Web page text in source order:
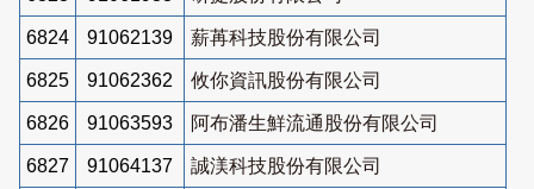
6824 91062139 薪苒科技股份有限公司
6825 91062362 攸你資訊股份有限公司
6826 91063593 阿布潘生鮮流通股份有限公司
6827 91064137 誠渼科技股份有限公司